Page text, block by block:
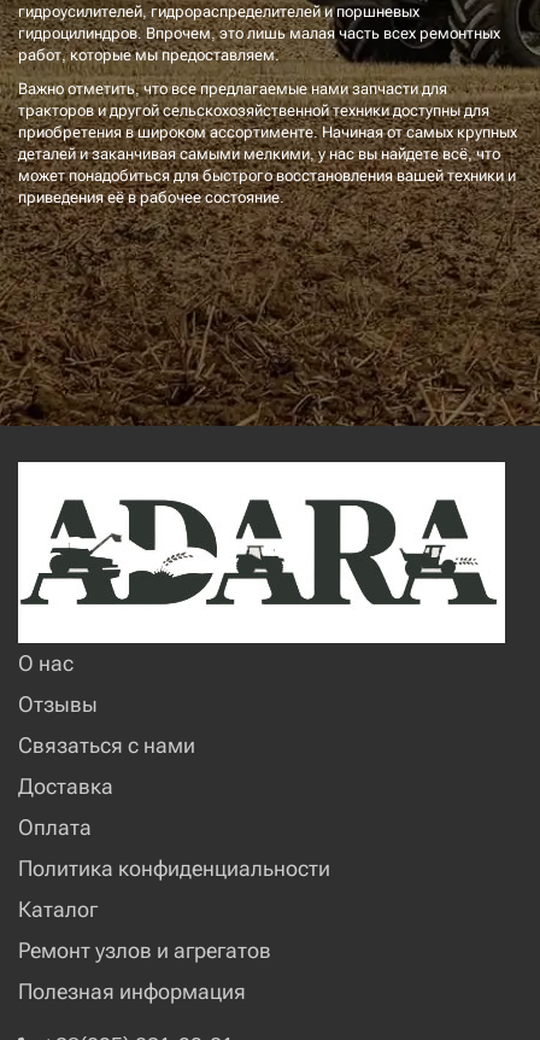
гидроусилителей, гидрораспределителей и поршневых
гидроцилиндров. Впрочем, это лишь малая часть всех ремонтных
работ, которые мы предоставляем.
Важно отметить, что все предлагаемые нами запчасти для
тракторов и другой сельскохозяйственной техники доступны для
приобретения в широком ассортименте. Начиная от самых крупных
деталей и заканчивая самыми мелкими, у нас вы найдете всё, что
может понадобиться для быстрого восстановления вашей техники и
приведения её в рабочее состояние.
О нас
Отзывы
Связаться с нами
Доставка
Оплата
Политика конфиденциальности
Каталог
Ремонт узлов и агрегатов
Полезная информация